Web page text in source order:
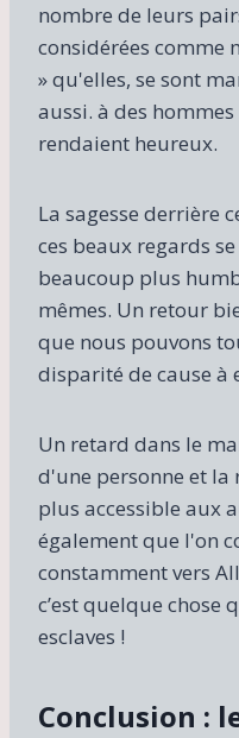
nombre de leurs
considérées comme
» qu'elles, se sont
aussi. à des
rendaient heureux.
La sagesse derrière
ces beaux regards
beaucoup plus
mêmes. Un retour
que nous pouvons
disparité de cause à
Un retard dans le
d'une personne et
plus accessible aux
également que l'on
constamment vers
c’est quelque chose
esclaves !
Conclusion :